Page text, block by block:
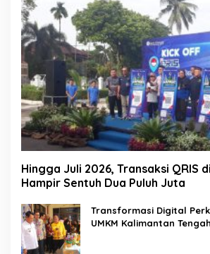
Hingga Juli 2026, Transaksi QRIS
Hampir Sentuh Dua Puluh Juta
Transformasi Digital
UMKM Kalimantan Tengah